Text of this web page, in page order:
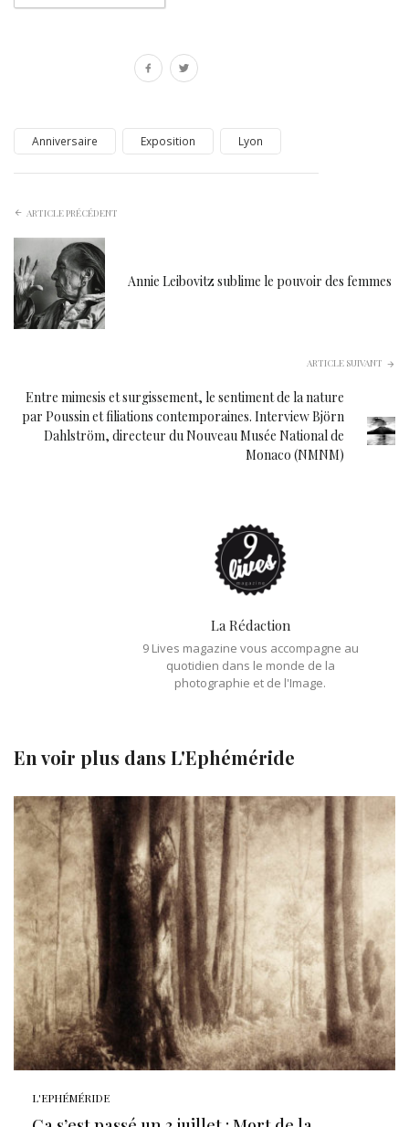
Anniversaire Exposition Lyon
ARTICLE PRÉCÉDENT
Annie Leibovitz sublime le pouvoir des femmes
ARTICLE SUIVANT
Entre mimesis et surgissement, le sentiment de la nature
par Poussin et filiations contemporaines. Interview Björn
Dahlström, directeur du Nouveau Musée National de
Monaco (NMNM)
La Rédaction
9 Lives magazine vous accompagne au
quotidien dans le monde de la
photographie et de l'Image.
En voir plus dans L'Ephéméride
L'EPHÉMÉRIDE